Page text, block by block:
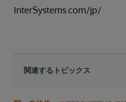
InterSystems.com/jp/
関連するトピックス